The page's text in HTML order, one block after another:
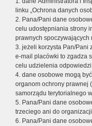
linku „Ochrona danych
2. Pana/Pani dane
celu udostępniania strony
prawnych spoczywających
3. jeżeli korzysta Pan/Pani
e-mail placówki to zgadza
celu udzielenia
4. dane osobowe mogą
organom ochrony prawnej
samorządu terytorialnego
5. Pana/Pani dane
trzeciego ani do
6. Pana/Pani dane